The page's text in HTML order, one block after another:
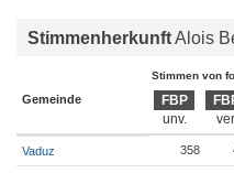
StimmenherkunftAlois
Stimmen von
Gemeinde FBP
Vaduz 358